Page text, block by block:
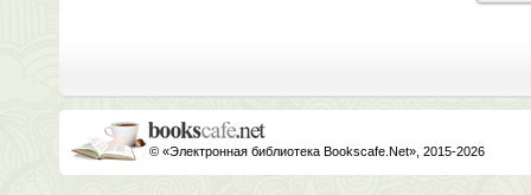
© «Электронная библиотека Bookscafe.Net», 2015-2026